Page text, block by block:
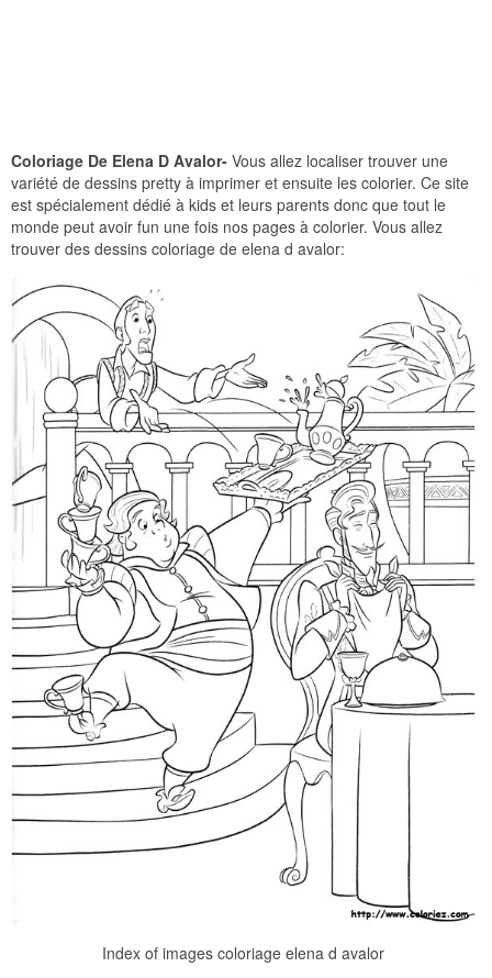
Coloriage De Elena D Avalor- Vous allez localiser trouver une
variété de dessins pretty à imprimer et ensuite les colorier. Ce site
est spécialement dédié à kids et leurs parents donc que tout le
monde peut avoir fun une fois nos pages à colorier. Vous allez
trouver des dessins coloriage de elena d avalor:
Index of images coloriage elena d avalor